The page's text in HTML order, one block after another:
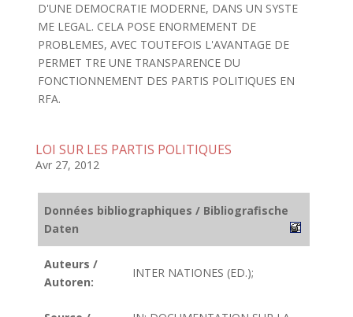
D'UNE DEMOCRATIE MODERNE, DANS UN SYSTE
ME LEGAL. CELA POSE ENORMEMENT DE
PROBLEMES, AVEC TOUTEFOIS L'AVANTAGE DE
PERMET TRE UNE TRANSPARENCE DU
FONCTIONNEMENT DES PARTIS POLITIQUES EN
RFA.
LOI SUR LES PARTIS POLITIQUES
Avr 27, 2012
Données bibliographiques / Bibliografische
Daten
Auteurs /
Autoren:
INTER NATIONES (ED.);